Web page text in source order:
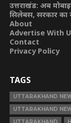
उत्तराखंड: अब
सिलेबस, सरकार का
About
Advertise With
Contact
Privacy Policy
TAGS
UTTARAKHAND
UTTARAKHAND